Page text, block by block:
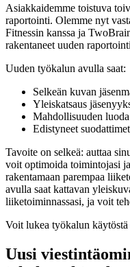
Asiakkaidemme toistuva
raportointi. Olemme nyt
Fitnessin kanssa ja
rakentaneet uuden
Uuden työkalun avulla saat:
Selkeän kuvan
Yleiskatsaus
Mahdollisuuden
Edistyneet
Tavoite on selkeä: auttaa
voit optimoida toimintojasi
rakentamaan parempaa
avulla saat kattavan
liiketoiminnassasi, ja voit
Voit lukea työkalun käytöstä
Uusi